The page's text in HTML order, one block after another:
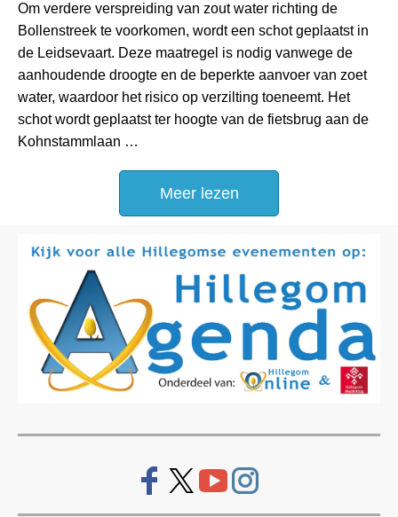
Om verdere verspreiding van zout water richting de
Bollenstreek te voorkomen, wordt een schot geplaatst in
de Leidsevaart. Deze maatregel is nodig vanwege de
aanhoudende droogte en de beperkte aanvoer van zoet
water, waardoor het risico op verzilting toeneemt. Het
schot wordt geplaatst ter hoogte van de fietsbrug aan de
Kohnstammlaan …
Meer lezen